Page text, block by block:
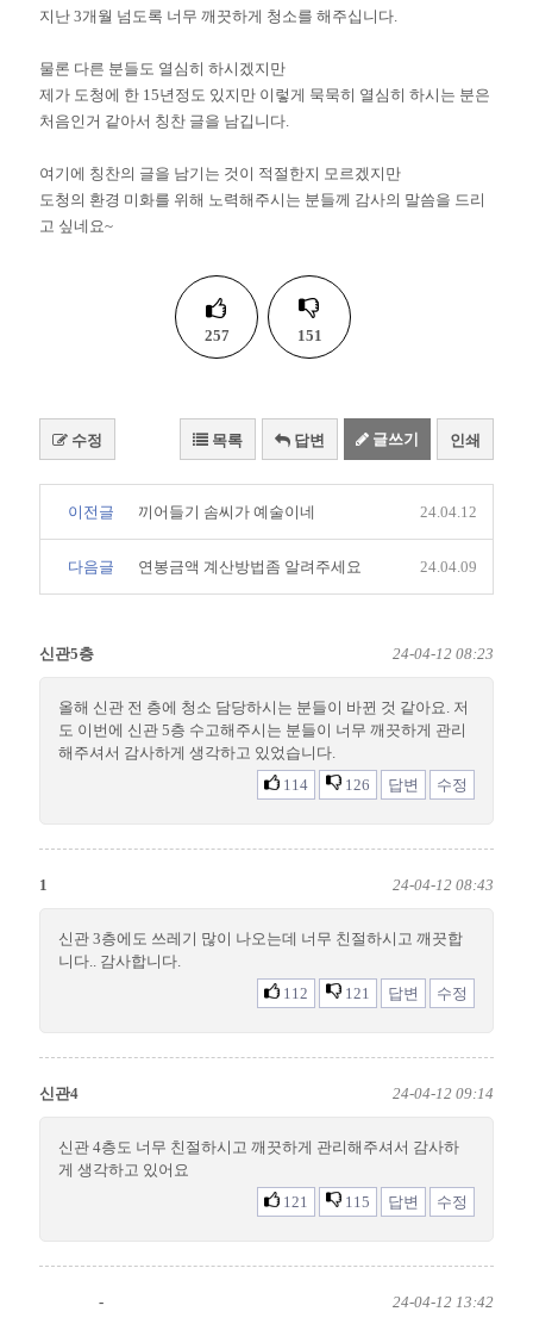
지난 3개월 넘도록 너무 깨끗하게 청소를 해주십니다.
물론 다른 분들도 열심히 하시겠지만
제가 도청에 한 15년정도 있지만 이렇게 묵묵히 열심히 하시는 분은
처음인거 같아서 칭찬 글을 남깁니다.
여기에 칭찬의 글을 남기는 것이 적절한지 모르겠지만
도청의 환경 미화를 위해 노력해주시는 분들께 감사의 말씀을 드리
고 싶네요~
257 151
수정 목록 답변 글쓰기 인쇄
이전글 끼어들기 솜씨가 예술이네 24.04.12
다음글 연봉금액 계산방법좀 알려주세요 24.04.09
신관5층 24-04-12 08:23
올해 신관 전 층에 청소 담당하시는 분들이 바뀐 것 같아요. 저
도 이번에 신관 5층 수고해주시는 분들이 너무 깨끗하게 관리
해주셔서 감사하게 생각하고 있었습니다.
114
126 답변 수정
1 24-04-12 08:43
신관 3층에도 쓰레기 많이 나오는데 너무 친절하시고 깨끗합
니다.. 감사합니다.
112
121 답변 수정
신관4 24-04-12 09:14
신관 4층도 너무 친절하시고 깨끗하게 관리해주셔서 감사하
게 생각하고 있어요
121
115 답변 수정
- 24-04-12 13:42